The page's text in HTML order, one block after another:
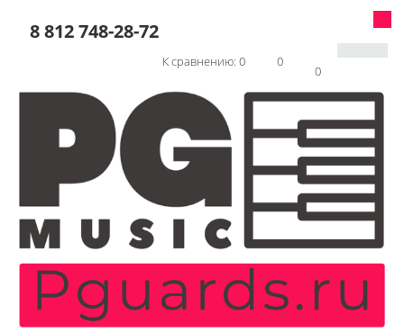
8 812 748-28-72
0
0
К сравнению: 0